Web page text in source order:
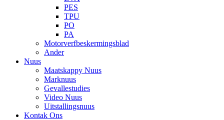
PES
TPU
PO
PA
Motorverfbeskermingsblad
Ander
Nuus
Maatskappy Nuus
Marknuus
Gevallestudies
Video Nuus
Uitstallingsnuus
Kontak Ons